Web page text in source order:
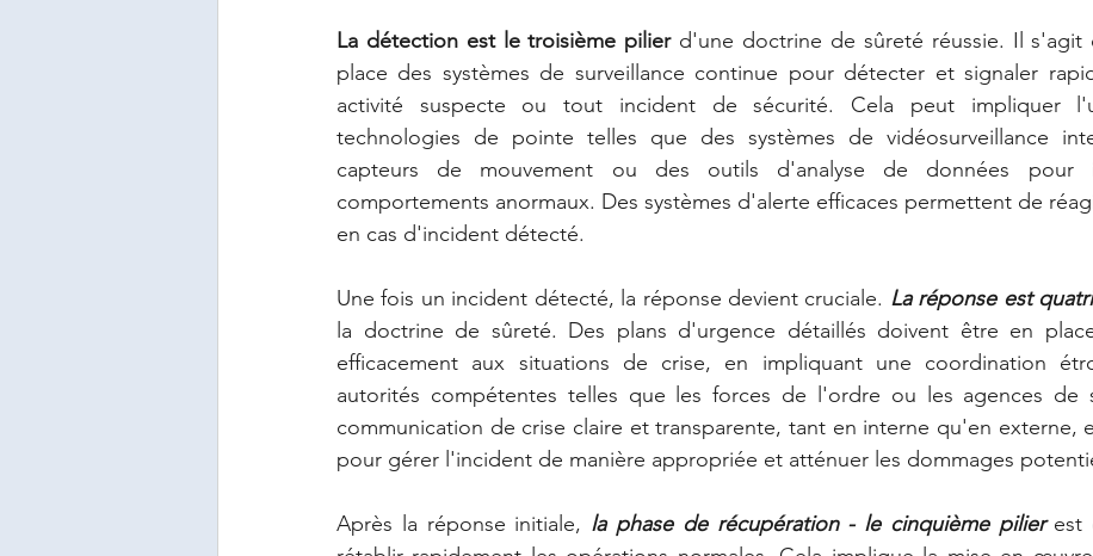
La détection est le troisième pilier d'une doctrine de sûreté réussie. Il s'agit
place des systèmes de surveillance continue pour détecter et signaler
activité suspecte ou tout incident de sécurité. Cela peut impliquer
technologies de pointe telles que des systèmes de vidéosurveillance
capteurs de mouvement ou des outils d'analyse de données pour
comportements anormaux. Des systèmes d'alerte efficaces permettent de
en cas d'incident détecté.
Une fois un incident détecté, la réponse devient cruciale. La réponse est
la doctrine de sûreté. Des plans d'urgence détaillés doivent être en
efficacement aux situations de crise, en impliquant une coordination
autorités compétentes telles que les forces de l'ordre ou les agences de
communication de crise claire et transparente, tant en interne qu'en externe,
pour gérer l'incident de manière appropriée et atténuer les dommages
Après la réponse initiale, la phase de récupération - le cinquième pilier est